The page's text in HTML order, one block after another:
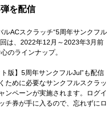
を配信
ACスクラッチ“5周年サンクフル
は、2022年12月～2023年3月前
のラインナップ。
版】5周年サンクフルJul”も配信
ために必要なサンクフルスクラッ
ンペーンが実施されます。ログイ
チ券が手に入るので、忘れずにロ